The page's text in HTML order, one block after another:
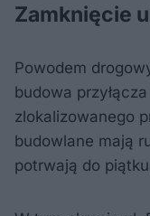
Zamknięcie
Powodem
budowa
zlokalizowanego
budowlane mają
potrwają do